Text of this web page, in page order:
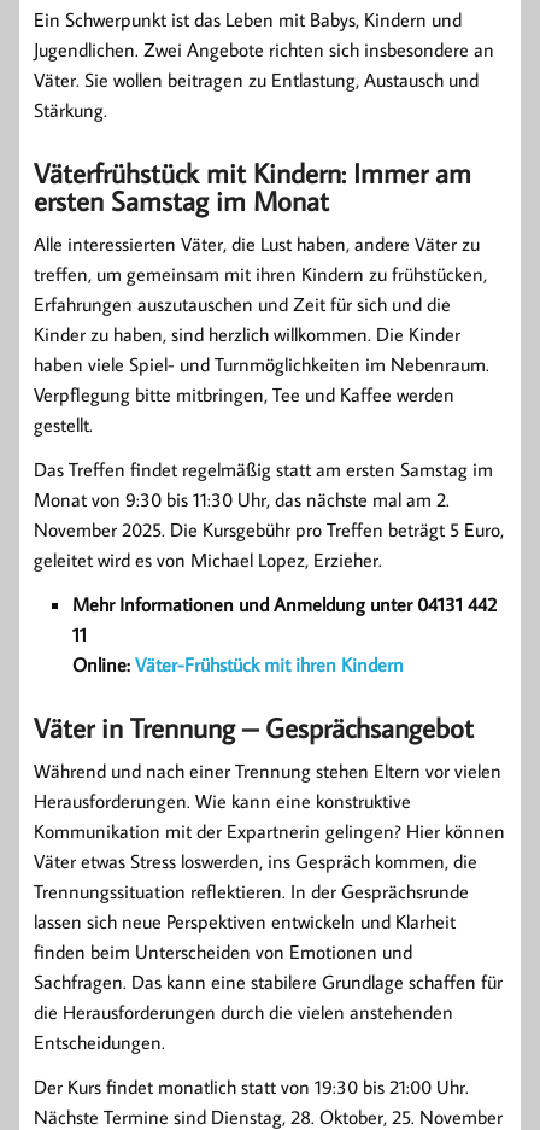
Ein Schwerpunkt ist das Leben mit Babys, Kindern und
Jugendlichen. Zwei Angebote richten sich insbesondere an
Väter. Sie wollen beitragen zu Entlastung, Austausch und
Stärkung.
Väterfrühstück mit Kindern: Immer am
ersten Samstag im Monat
Alle interessierten Väter, die Lust haben, andere Väter zu
treffen, um gemeinsam mit ihren Kindern zu frühstücken,
Erfahrungen auszutauschen und Zeit für sich und die
Kinder zu haben, sind herzlich willkommen. Die Kinder
haben viele Spiel- und Turnmöglichkeiten im Nebenraum.
Verpflegung bitte mitbringen, Tee und Kaffee werden
gestellt.
Das Treffen findet regelmäßig statt am ersten Samstag im
Monat von 9:30 bis 11:30 Uhr, das nächste mal am 2.
November 2025. Die Kursgebühr pro Treffen beträgt 5 Euro,
geleitet wird es von Michael Lopez, Erzieher.
Mehr Informationen und Anmeldung unter 04131 442
11
Online: Väter-Frühstück mit ihren Kindern
Väter in Trennung – Gesprächsangebot
Während und nach einer Trennung stehen Eltern vor vielen
Herausforderungen. Wie kann eine konstruktive
Kommunikation mit der Expartnerin gelingen? Hier können
Väter etwas Stress loswerden, ins Gespräch kommen, die
Trennungssituation reflektieren. In der Gesprächsrunde
lassen sich neue Perspektiven entwickeln und Klarheit
finden beim Unterscheiden von Emotionen und
Sachfragen. Das kann eine stabilere Grundlage schaffen für
die Herausforderungen durch die vielen anstehenden
Entscheidungen.
Der Kurs findet monatlich statt von 19:30 bis 21:00 Uhr.
Nächste Termine sind Dienstag, 28. Oktober, 25. November